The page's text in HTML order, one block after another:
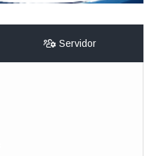
Servidor